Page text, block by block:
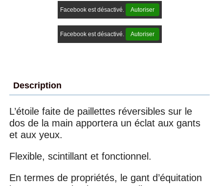
Facebook est désactivé. Autoriser
Facebook est désactivé. Autoriser
Description
L’étoile faite de paillettes réversibles sur le
dos de la main apportera un éclat aux gants
et aux yeux.
Flexible, scintillant et fonctionnel.
En termes de propriétés, le gant d’équitation